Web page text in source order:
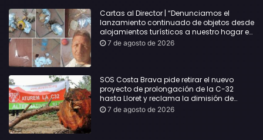
Cartas al Director | “Denunciamos el
lanzamiento continuado de objetos desde
alojamientos turísticos a nuestro hogar en
Lloret: Podría haber causado una
7 de agosto de 2026
SOS Costa Brava pide retirar el nuevo
proyecto de prolongación de la C-32
hasta Lloret y reclama la dimisión de
Sílvia Paneque
7 de agosto de 2026